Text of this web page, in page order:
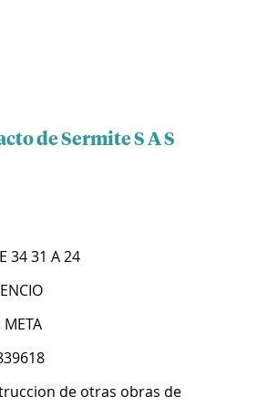
de Sermite S A S
34 31 A 24
META
de otras obras de